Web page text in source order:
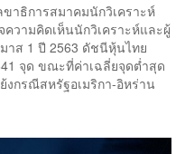
าธิการสมาคมนักวิเคราะห์
ความคิดเห็นนักวิเคราะห์และผู้
าส 1 ปี 2563 ดัชนีหุ้นไทย
จุด ขณะที่ค่าเฉลี่ยจุดต่ำสุด
งกรณีสหรัฐอเมริกา-อิหร่าน